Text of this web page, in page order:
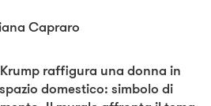
Capraro
Krump raffigura una donna in
domestico: simbolo di